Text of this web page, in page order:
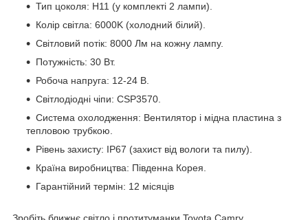
Тип цоколя: H11 (у комплекті 2 лампи).
Колір світла: 6000K (холодний білий).
Світловий потік: 8000 Лм на кожну лампу.
Потужність: 30 Вт.
Робоча напруга: 12-24 В.
Світлодіодні чіпи: CSP3570.
Система охолодження: Вентилятор і мідна пластина з
тепловою трубкою.
Рівень захисту: IP67 (захист від вологи та пилу).
Країна виробництва: Південна Корея.
Гарантійний термін: 12 місяців